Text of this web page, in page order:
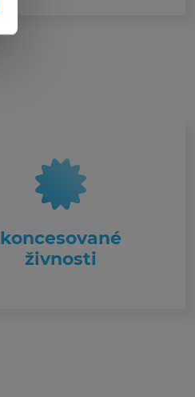
koncesované
živnosti